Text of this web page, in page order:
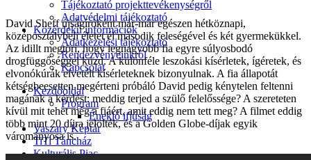
Tájékoztató projekttevékenységről
Adatvédelmi tájékoztató
Közérdekű információk
Adatkezelési tájékoztató
Rendezvényeinkről
Kapcsolat
Kezdőoldal
Program
Éneklő ifjúság
Vaszary Képtár
TiTi Táncház
Kulturális Piac
David Sheff újságíróként már-már egészen hétköznapi,
középosztálybeli életet él második feleségével és két gyermekükkel.
Az idillt megtöri, hogy legnagyobb fia egyre súlyosbodó
drogfüggőséggel küzd. A különféle leszokási kísérletek, ígéretek, és
elvonókúrák elvetélt kísérleteknek bizonyulnak. A fia állapotát
kétségbeesetten megérteni próbáló David pedig kénytelen feltenni
magának a kérdést: meddig terjed a szülő felelőssége? A szereteten
kívül mit tehet még a fiáért, amit eddig nem tett meg? A filmet eddig
több mint 20 díjra jelölték, és a Golden Globe-díjak egyik
várományosa is.